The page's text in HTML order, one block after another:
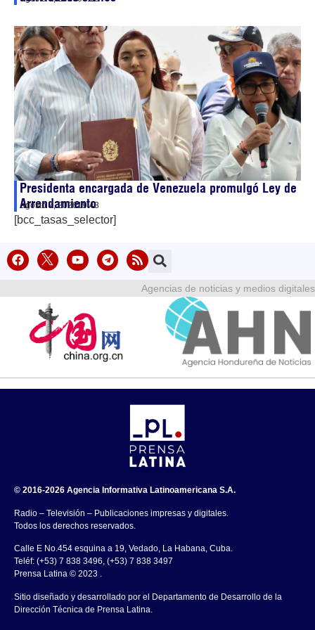
Presidenta encargada de Venezuela promulgó Ley de
Arrendamiento
agosto 7, 202619:43
[bcc_tasas_selector]
Agencias de noticias y medios digitales
© 2016-2026 Agencia Informativa Latinoamericana S.A.
Radio – Televisión – Publicaciones impresas y digitales.
Todos los derechos reservados.
Calle E No.454 esquina a 19, Vedado, La Habana, Cuba.
Teléf: (+53) 7 838 3496, (+53) 7 838 3497
Prensa Latina © 2023 .
Sitio diseñado y desarrollado por el Departamento de Desarrollo de la
Dirección Técnica de Prensa Latina.